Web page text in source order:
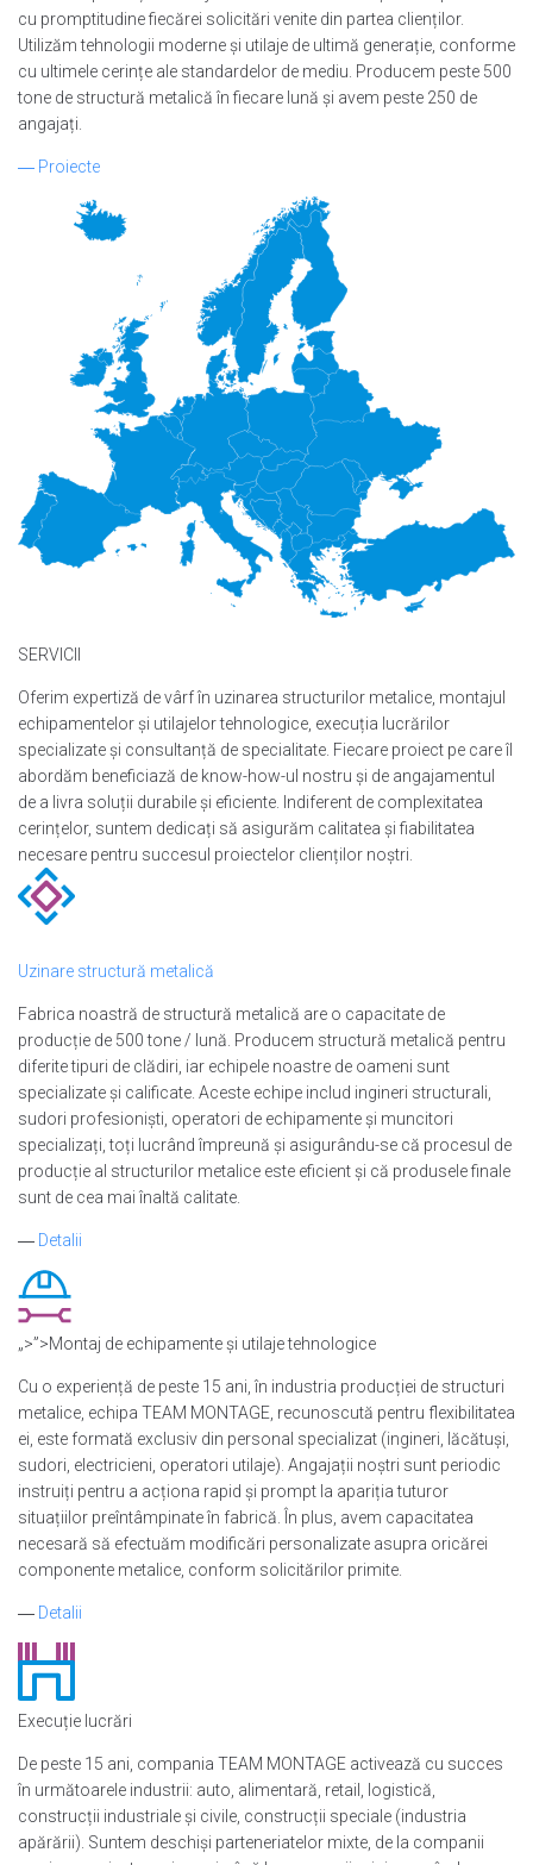
cu promptitudine fiecărei solicitări venite din partea clienților.
Utilizăm tehnologii moderne și utilaje de ultimă generație, conforme
cu ultimele cerințe ale standardelor de mediu. Producem peste 500
tone de structură metalică în fiecare lună și avem peste 250 de
angajați.
― Proiecte
SERVICII
Oferim expertiză de vârf în uzinarea structurilor metalice, montajul
echipamentelor și utilajelor tehnologice, execuția lucrărilor
specializate și consultanță de specialitate. Fiecare proiect pe care îl
abordăm beneficiază de know-how-ul nostru și de angajamentul
de a livra soluții durabile și eficiente. Indiferent de complexitatea
cerințelor, suntem dedicați să asigurăm calitatea și fiabilitatea
necesare pentru succesul proiectelor clienților noștri.
Uzinare structură metalică
Fabrica noastră de structură metalică are o capacitate de
producție de 500 tone / lună. Producem structură metalică pentru
diferite tipuri de clădiri, iar echipele noastre de oameni sunt
specializate și calificate. Aceste echipe includ ingineri structurali,
sudori profesioniști, operatori de echipamente și muncitori
specializați, toți lucrând împreună și asigurându-se că procesul de
producție al structurilor metalice este eficient și că produsele finale
sunt de cea mai înaltă calitate.
― Detalii
„>”>Montaj de echipamente și utilaje tehnologice
Cu o experiență de peste 15 ani, în industria producției de structuri
metalice, echipa TEAM MONTAGE, recunoscută pentru flexibilitatea
ei, este formată exclusiv din personal specializat (ingineri, lăcătuși,
sudori, electricieni, operatori utilaje). Angajații noștri sunt periodic
instruiți pentru a acționa rapid și prompt la apariția tuturor
situațiilor preîntâmpinate în fabrică. În plus, avem capacitatea
necesară să efectuăm modificări personalizate asupra oricărei
componente metalice, conform solicitărilor primite.
― Detalii
Execuție lucrări
De peste 15 ani, compania TEAM MONTAGE activează cu succes
în următoarele industrii: auto, alimentară, retail, logistică,
construcții industriale și civile, construcții speciale (industria
apărării). Suntem deschiși parteneriatelor mixte, de la companii